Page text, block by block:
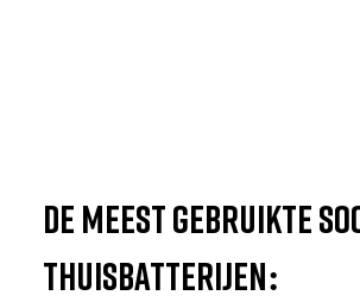
De meest gebruikte
thuisbatterijen: